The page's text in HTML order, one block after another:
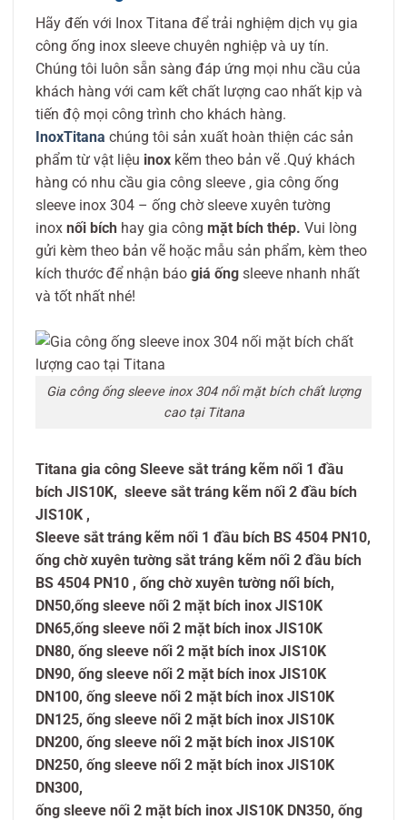
Hãy đến với Inox Titana để trải nghiệm dịch vụ gia
công ống inox sleeve chuyên nghiệp và uy tín.
Chúng tôi luôn sẵn sàng đáp ứng mọi nhu cầu của
khách hàng với cam kết chất lượng cao nhất kịp và
tiến độ mọi công trình cho khách hàng.
InoxTitana chúng tôi sản xuất hoàn thiện các sản
phẩm từ vật liệu inox kẽm theo bản vẽ .Quý khách
hàng có nhu cầu gia công sleeve , gia công ống
sleeve inox 304 – ống chờ sleeve xuyên tường
inox nối bích hay gia công mặt bích thép. Vui lòng
gửi kèm theo bản vẽ hoặc mẫu sản phẩm, kèm theo
kích thước để nhận báo giá ống sleeve nhanh nhất
và tốt nhất nhé!
Gia công ống sleeve inox 304 nối mặt bích chất lượng
cao tại Titana
Titana gia công Sleeve sắt tráng kẽm nối 1 đầu
bích JIS10K, sleeve sắt tráng kẽm nối 2 đầu bích
JIS10K ,
Sleeve sắt tráng kẽm nối 1 đầu bích BS 4504 PN10,
ống chờ xuyên tường sắt tráng kẽm nối 2 đầu bích
BS 4504 PN10 , ống chờ xuyên tường nối bích,
DN50,ống sleeve nối 2 mặt bích inox JIS10K
DN65,ống sleeve nối 2 mặt bích inox JIS10K
DN80, ống sleeve nối 2 mặt bích inox JIS10K
DN90, ống sleeve nối 2 mặt bích inox JIS10K
DN100, ống sleeve nối 2 mặt bích inox JIS10K
DN125, ống sleeve nối 2 mặt bích inox JIS10K
DN200, ống sleeve nối 2 mặt bích inox JIS10K
DN250, ống sleeve nối 2 mặt bích inox JIS10K
DN300,
ống sleeve nối 2 mặt bích inox JIS10K DN350, ống